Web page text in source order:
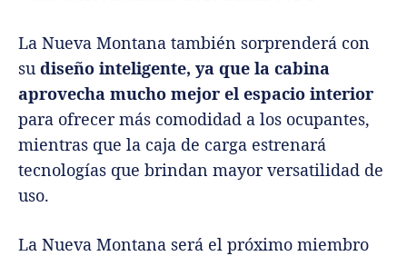
La Nueva Montana también sorprenderá con
su diseño inteligente, ya que la cabina
aprovecha mucho mejor el espacio interior
para ofrecer más comodidad a los ocupantes,
mientras que la caja de carga estrenará
tecnologías que brindan mayor versatilidad de
uso.
La Nueva Montana será el próximo miembro